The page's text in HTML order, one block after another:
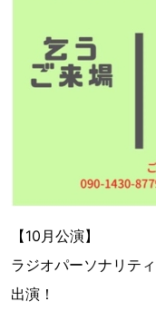
【10月公演】
ラジオパーソナリテ
出演！